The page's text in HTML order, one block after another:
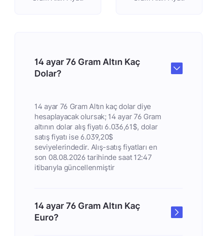
14 ayar 76 Gram Altın Kaç
Dolar?
14 ayar 76 Gram Altın kaç dolar diye
hesaplayacak olursak; 14 ayar 76 Gram
altının dolar alış fiyatı 6.036,61$, dolar
satış fiyatı ise 6.039,20$
seviyelerindedir. Alış-satış fiyatları en
son 08.08.2026 tarihinde saat 12:47
itibarıyla güncellenmiştir
14 ayar 76 Gram Altın Kaç
Euro?